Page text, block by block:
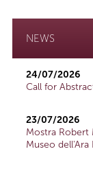
NEWS
24/07/2026
Call for
23/07/2026
Mostra Robert
Museo dell'Ara